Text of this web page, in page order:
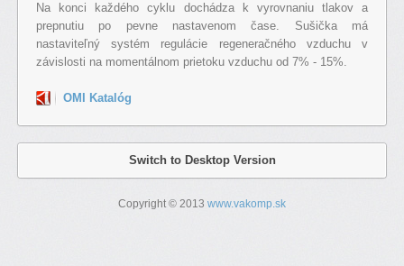
Na konci každého cyklu dochádza k vyrovnaniu tlakov a
prepnutiu po pevne nastavenom čase. Sušička má
nastaviteľný systém regulácie regeneračného vzduchu v
závislosti na momentálnom prietoku vzduchu od 7% - 15%.
OMI Katalóg
Switch to Desktop Version
Copyright © 2013 www.vakomp.sk